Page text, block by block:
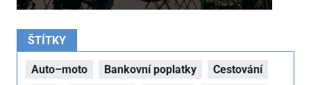
ŠTÍTKY
Auto–moto Bankovní poplatky
Cestování